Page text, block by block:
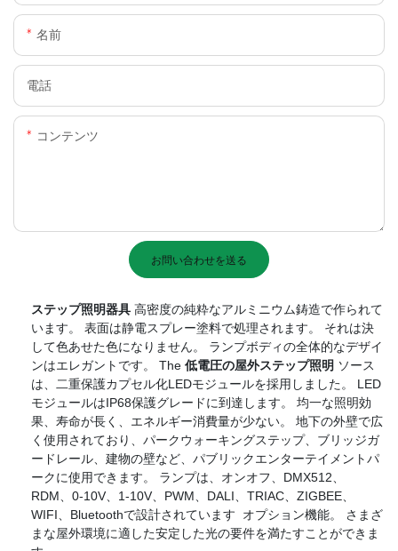
名前
電話
コンテンツ
お問い合わせを送る
ステップ照明器具 高密度の純粋なアルミニウム鋳造で作られて
います。 表面は静電スプレー塗料で処理されます。 それは決
して色あせた色になりません。 ランプボディの全体的なデザイ
ンはエレガントです。 The 低電圧の屋外ステップ照明 ソース
は、二重保護カプセル化LEDモジュールを採用しました。 LED
モジュールはIP68保護グレードに到達します。 均一な照明効
果、寿命が長く、エネルギー消費量が少ない。 地下の外壁で広
く使用されており、パークウォーキングステップ、ブリッジガ
ードレール、建物の壁など、パブリックエンターテイメントパ
ークに使用できます。 ランプは、オンオフ、DMX512、
RDM、0-10V、1-10V、PWM、DALI、TRIAC、ZIGBEE、
WIFI、Bluetoothで設計されています オプション機能。 さまざ
まな屋外環境に適した安定した光の要件を満たすことができま